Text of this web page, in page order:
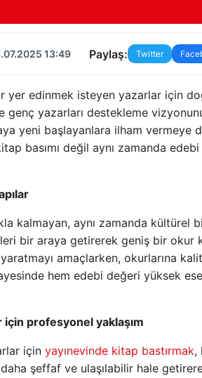
13:49 Paylaş: Twitter
yer edinmek isteyen yazarlar için
genç yazarları destekleme
yeni başlayanlara ilham vermeye
basımı değil aynı zamanda
kalmayan, aynı zamanda kültürel
bir araya getirerek geniş bir okur
amaçlarken, okurlarına
hem edebi değeri yüksek
için profesyonel yaklaşım
için yayınevinde kitap bastırmak,
şeffaf ve ulaşılabilir hale